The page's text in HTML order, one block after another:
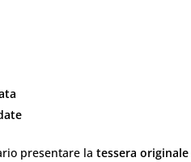
presentare la tessera originale